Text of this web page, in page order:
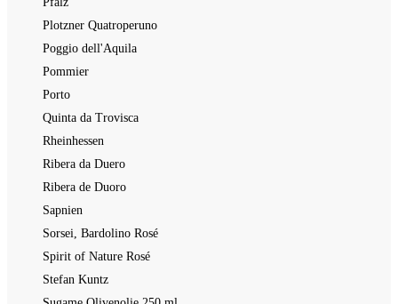
Plotzner Quatroperuno
Poggio dell'Aquila
Pommier
Porto
Quinta da Trovisca
Rheinhessen
Ribera da Duero
Ribera de Duoro
Sapnien
Sorsei, Bardolino Rosé
Spirit of Nature Rosé
Stefan Kuntz